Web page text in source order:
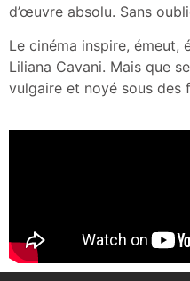
d’œuvre absolu. Sans
Le cinéma inspire, émeut,
Liliana Cavani. Mais que
vulgaire et noyé sous des